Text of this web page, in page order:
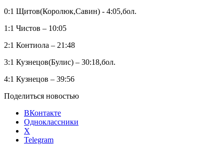
0:1 Щитов(Королюк,Савин) - 4:05,бол.
1:1 Чистов – 10:05
2:1 Контиола – 21:48
3:1 Кузнецов(Булис) – 30:18,бол.
4:1 Кузнецов – 39:56
Поделиться новостью
ВКонтакте
Одноклассники
X
Telegram